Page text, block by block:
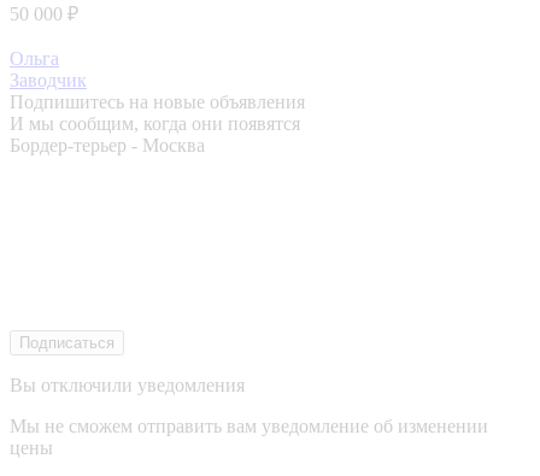
50 000 ₽
Ольга
Заводчик
Подпишитесь на новые объявления
И мы сообщим, когда они появятся
Бордер-терьер - Москва
Подписаться
Вы отключили уведомления
Мы не сможем отправить вам уведомление об изменении
цены